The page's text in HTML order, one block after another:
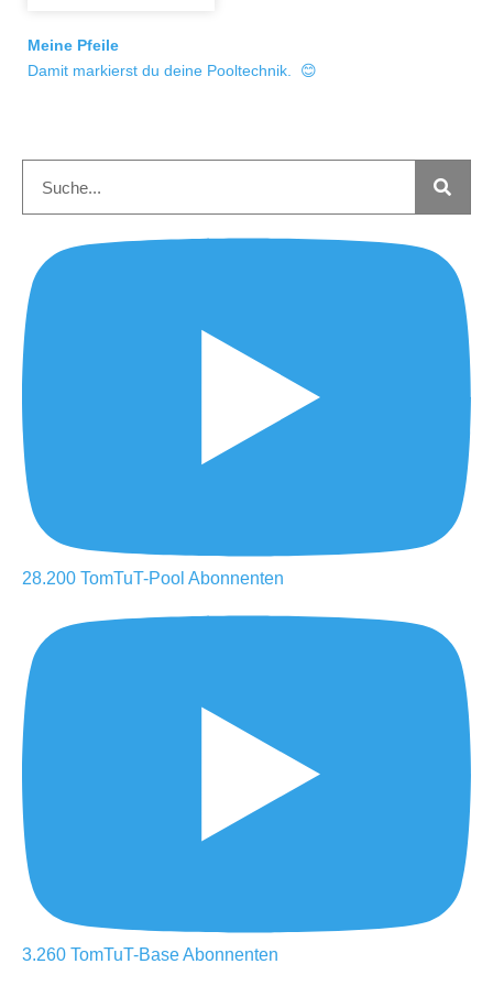
Meine Pfeile
Damit markierst du deine Pooltechnik. 😊
28.200 TomTuT-Pool Abonnenten
3.260 TomTuT-BaseAbonnenten